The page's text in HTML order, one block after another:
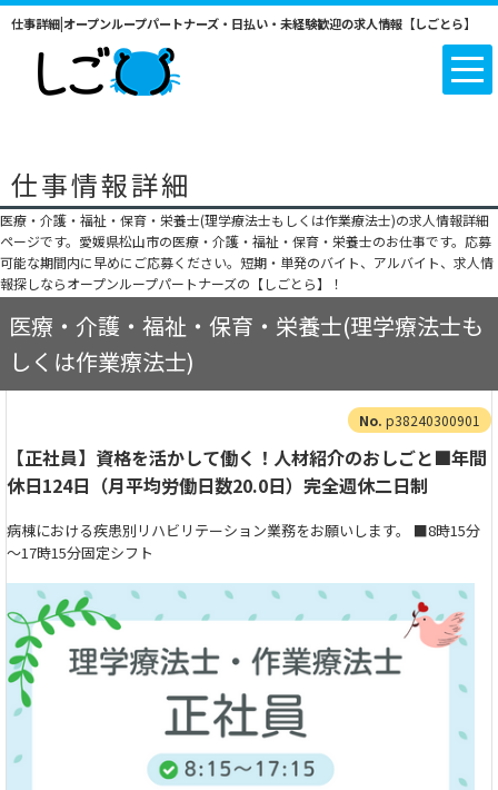
仕事詳細|オープンループパートナーズ・日払い・未経験歓迎の求人情報【しごとら】
仕事情報詳細
医療・介護・福祉・保育・栄養士(理学療法士もしくは作業療法士)の求人情報詳細
ページです。愛媛県松山市の医療・介護・福祉・保育・栄養士のお仕事です。応募
可能な期間内に早めにご応募ください。短期・単発のバイト、アルバイト、求人情
報探しならオープンループパートナーズの【しごとら】！
医療・介護・福祉・保育・栄養士(理学療法士も
しくは作業療法士)
p38240300901
【正社員】資格を活かして働く！人材紹介のおしごと■年間
休日124日（月平均労働日数20.0日）完全週休二日制
病棟における疾患別リハビリテーション業務をお願いします。 ■8時15分
～17時15分固定シフト